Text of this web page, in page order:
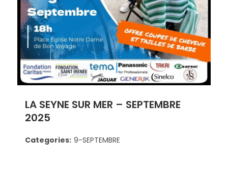
LA SEYNE SUR MER – SEPTEMBRE
2025
Categories: 9-SEPTEMBRE